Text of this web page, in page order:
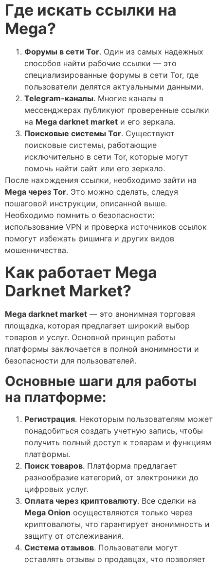
Где искать ссылки на
Mega?
Форумы в сети Tor. Один из самых надежных
способов найти рабочие ссылки — это
специализированные форумы в сети Tor, где
пользователи делятся актуальными данными.
Telegram-каналы. Многие каналы в
мессенджерах публикуют проверенные ссылки
на Mega darknet market и его зеркала.
Поисковые системы Tor. Существуют
поисковые системы, работающие
исключительно в сети Tor, которые могут
помочь найти сайт или его зеркало.
После нахождения ссылки, необходимо зайти на
Mega через Tor. Это можно сделать, следуя
пошаговой инструкции, описанной выше.
Необходимо помнить о безопасности:
использование VPN и проверка источников ссылок
помогут избежать фишинга и других видов
мошенничества.
Как работает Mega
Darknet Market?
Mega darknet market — это анонимная торговая
площадка, которая предлагает широкий выбор
товаров и услуг. Основной принцип работы
платформы заключается в полной анонимности и
безопасности для пользователей.
Основные шаги для работы
на платформе:
Регистрация. Некоторым пользователям может
понадобиться создать учетную запись, чтобы
получить полный доступ к товарам и функциям
платформы.
Поиск товаров. Платформа предлагает
разнообразие категорий, от электроники до
цифровых услуг.
Оплата через криптовалюту. Все сделки на
Mega Onion осуществляются только через
криптовалюты, что гарантирует анонимность и
защиту от отслеживания.
Система отзывов. Пользователи могут
оставлять отзывы о продавцах, что позволяет